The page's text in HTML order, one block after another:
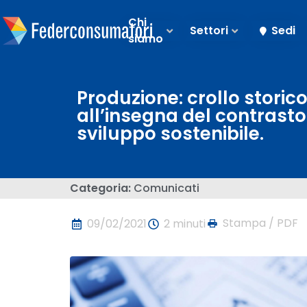
Chi
siamo
Settori Sedi
Produzione: crollo
all’insegna del
sviluppo sostenibile.
Categoria: Comunicati
09/02/2021 2 minuti Stampa / PDF